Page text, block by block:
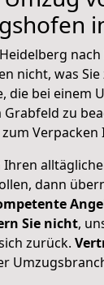
nicht, was
die bei einem
zu
Ihren
dann
Sie nicht,
zurück.